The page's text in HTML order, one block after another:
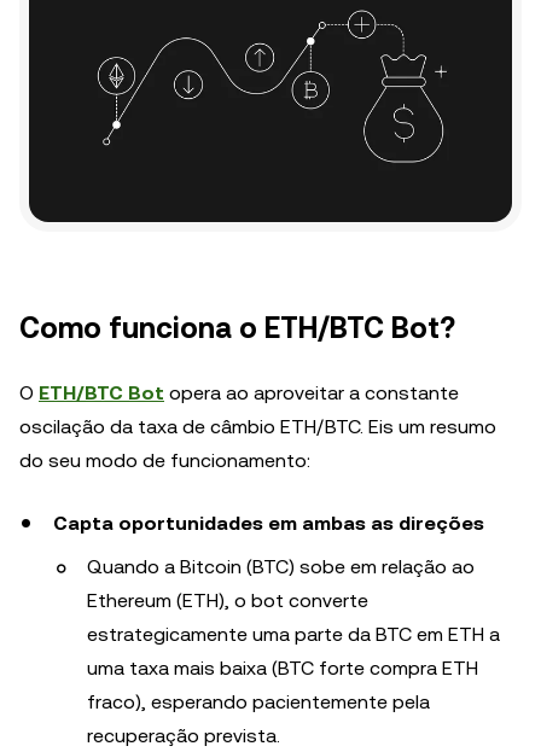
Como funciona o ETH/BTC Bot?
O ETH/BTC Bot opera ao aproveitar a constante
oscilação da taxa de câmbio ETH/BTC. Eis um resumo
do seu modo de funcionamento:
Capta oportunidades em ambas as direções
Quando a Bitcoin (BTC) sobe em relação ao
Ethereum (ETH), o bot converte
estrategicamente uma parte da BTC em ETH a
uma taxa mais baixa (BTC forte compra ETH
fraco), esperando pacientemente pela
recuperação prevista.